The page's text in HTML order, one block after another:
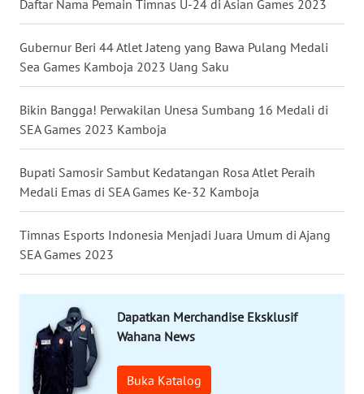
Daftar Nama Pemain Timnas U-24 di Asian Games 2023
Gubernur Beri 44 Atlet Jateng yang Bawa Pulang Medali
Sea Games Kamboja 2023 Uang Saku
Bikin Bangga! Perwakilan Unesa Sumbang 16 Medali di
SEA Games 2023 Kamboja
Bupati Samosir Sambut Kedatangan Rosa Atlet Peraih
Medali Emas di SEA Games Ke-32 Kamboja
Timnas Esports Indonesia Menjadi Juara Umum di Ajang
SEA Games 2023
Dapatkan Merchandise Eksklusif
Wahana News
Buka Katalog
KALTENG
WN
KALTARA
WN
KALSEL
WN
KALTIM
WN
SULSEL
WN
GORONTALO
WN
SULUT